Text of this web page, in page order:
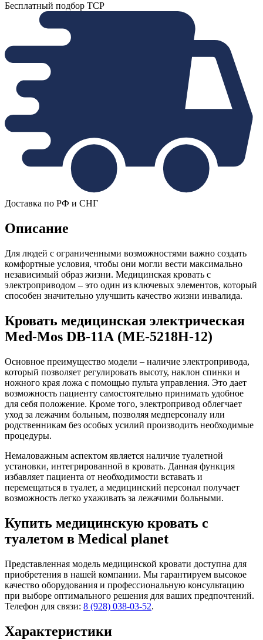
Бесплатный подбор ТСР
Доставка по РФ и СНГ
Описание
Для людей с ограниченными возможностями важно создать
комфортные условия, чтобы они могли вести максимально
независимый образ жизни. Медицинская кровать с
электроприводом – это один из ключевых элементов, который
способен значительно улучшить качество жизни инвалида.
Кровать медицинская электрическая
Med-Mos DB-11А (МЕ-5218Н-12)
Основное преимущество модели – наличие электропривода,
который позволяет регулировать высоту, наклон спинки и
ножного края ложа с помощью пульта управления. Это дает
возможность пациенту самостоятельно принимать удобное
для себя положение. Кроме того, электропривод облегчает
уход за лежачим больным, позволяя медперсоналу или
родственникам без особых усилий производить необходимые
процедуры.
Немаловажным аспектом является наличие туалетной
установки, интегрированной в кровать. Данная функция
избавляет пациента от необходимости вставать и
перемещаться в туалет, а медицинский персонал получает
возможность легко ухаживать за лежачими больными.
Купить медицинскую кровать с
туалетом в Medical planet
Представленная модель медицинской кровати доступна для
приобретения в нашей компании. Мы гарантируем высокое
качество оборудования и профессиональную консультацию
при выборе оптимального решения для ваших предпочтений.
Телефон для связи: 8 (928) 038-03-52.
Характеристики